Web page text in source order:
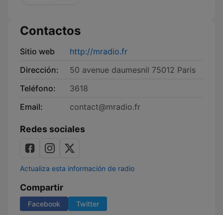
Contactos
Sitio web
http://mradio.fr
Dirección:
50 avenue daumesnil 75012 Paris
Teléfono:
3618
Email:
contact@mradio.fr
Redes sociales
Actualiza esta información de radio
Compartir
Facebook Twitter